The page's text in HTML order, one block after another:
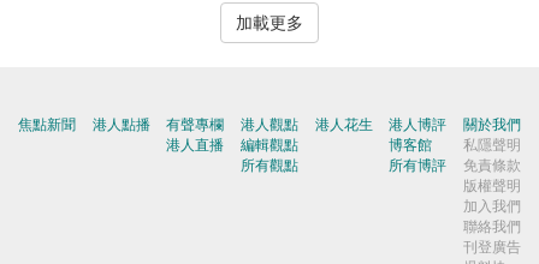
加載更多
焦點新聞 港人點播
有聲專欄
港人直播
港人觀點
編輯觀點
所有觀點
港人花生
港人博評
博客館
所有博評
關於我們
私隱聲明
免責條款
版權聲明
加入我們
聯絡我們
刊登廣告